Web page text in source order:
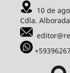
10 de
Cdla.